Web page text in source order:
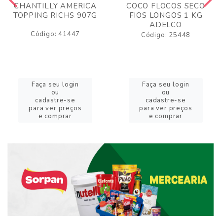
CHANTILLY AMERICA
TOPPING RICHS 907G
Código: 41447
Faça seu login
ou
cadastre-se
para ver preços
e comprar
COCO FLOCOS SECO
FIOS LONGOS 1 KG
ADELCO
Código: 25448
Faça seu login
ou
cadastre-se
para ver preços
e comprar